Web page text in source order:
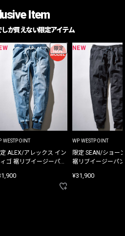
Item
か買えない限定アイテム
限定
WESTPOINT
ALEX/アレックス イン
ゴ 裾リブイージーパン
NEW
WP WESTPOINT
限定 SEAN/ショー
裾リブイージーパ
¥31,900